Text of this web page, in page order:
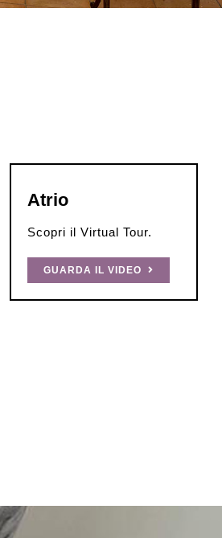
Atrio
Scopri il Virtual Tour.
GUARDA IL VIDEO